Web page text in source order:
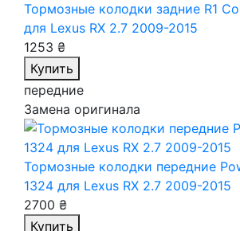
Тормозные колодки задние R1
для Lexus RX 2.7 2009-2015
1253 ₴
Купить
передние
Замена оригинала
Тормозные колодки передние
1324 для Lexus RX 2.7 2009-2015
2700 ₴
Купить